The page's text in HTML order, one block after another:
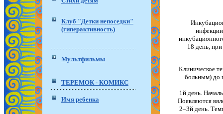
Клуб "Детки непоседки"
(гиперактивность)
Мультфильмы
ТЕРЕМОК - КОМИКС
Имя ребенка
18 день,
Клиническое
больным) до
1й день.
Появляются
2–3й день.